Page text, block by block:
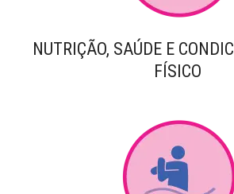
NUTRIÇÃO, SAÚDE E
FÍSICO